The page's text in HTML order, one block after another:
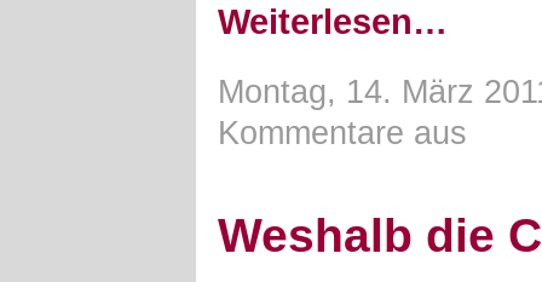
Weiterlesen…
Montag, 14. März
Kommentare aus
Weshalb die